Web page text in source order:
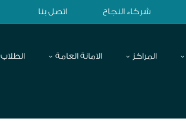
شركاء النجاح اتصل بنا
المراكز الامانة العامة الطلاب